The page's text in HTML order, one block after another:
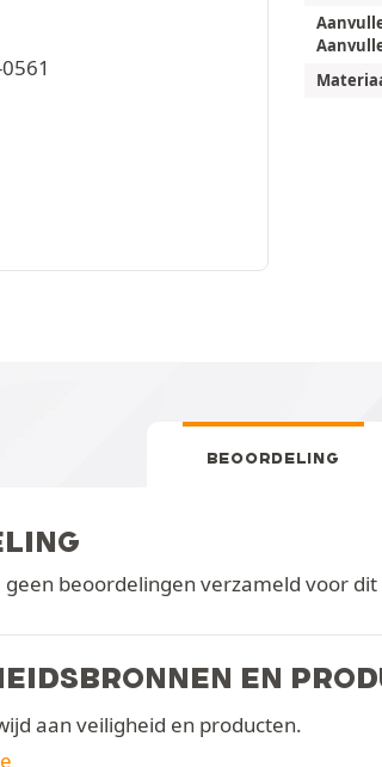
BEOORDELING
geen beoordelingen verzameld voor
EN
aan veiligheid en producten.